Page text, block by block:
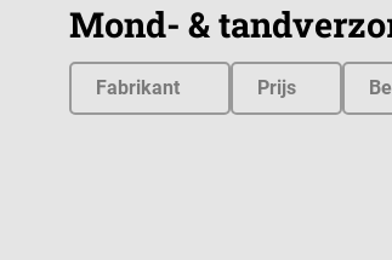
Mond- &
Fabrikant Prijs